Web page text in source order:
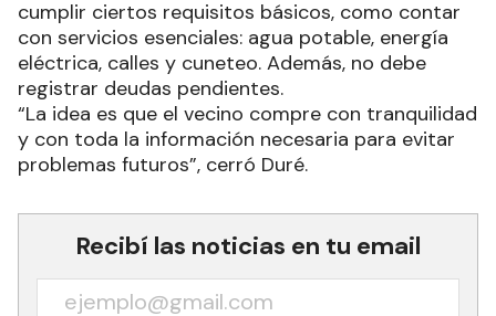
cumplir ciertos requisitos básicos, como contar
con servicios esenciales: agua potable, energía
eléctrica, calles y cuneteo. Además, no debe
registrar deudas pendientes.
“La idea es que el vecino compre con tranquilidad
y con toda la información necesaria para evitar
problemas futuros”, cerró Duré.
Recibí las noticias en tu email